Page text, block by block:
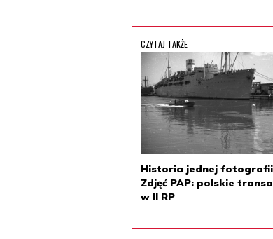
CZYTAJ TAKŻE
Historia jednej fotografii
Zdjęć PAP: polskie
w II RP